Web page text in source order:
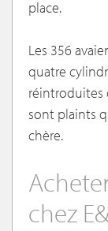
place.
Les 356
quatre
réintroduites
sont plaints
chère.
chez